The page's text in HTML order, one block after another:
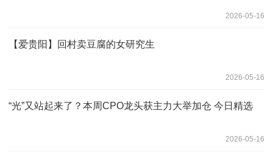
2026-05-16
【爱贵阳】回村卖豆腐的女研究生
2026-05-16
“光”又站起来了？本周CPO龙头获主力大举加仓 今日精选
2026-05-16